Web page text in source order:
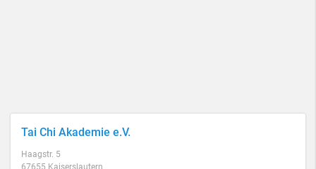
Tai Chi Akademie e.V.
Haagstr. 5
67655 Kaiserslautern